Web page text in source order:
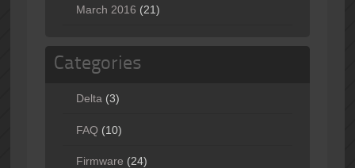
March 2016 (21)
Categories
Delta(3)
FAQ (10)
Firmware (24)